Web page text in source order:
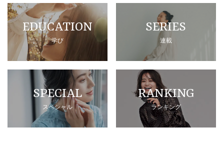
EDUCATION
学び
SERIES
連載
SPECIAL
スペシャル
RANKING
ランキング